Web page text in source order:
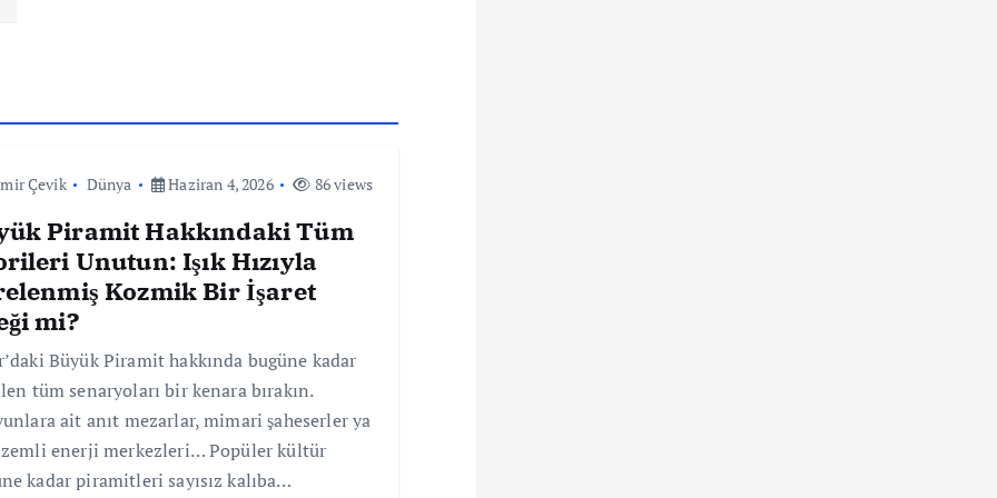
Çevik Dünya Haziran 4, 2026 86 views
Piramit Hakkındaki Tüm
Unutun: Işık Hızıyla
Kozmik Bir İşaret
mi?
Büyük Piramit hakkında bugüne kadar
tüm senaryoları bir kenara bırakın.
ait anıt mezarlar, mimari şaheserler ya
enerji merkezleri… Popüler kültür
kadar piramitleri sayısız kalıba…